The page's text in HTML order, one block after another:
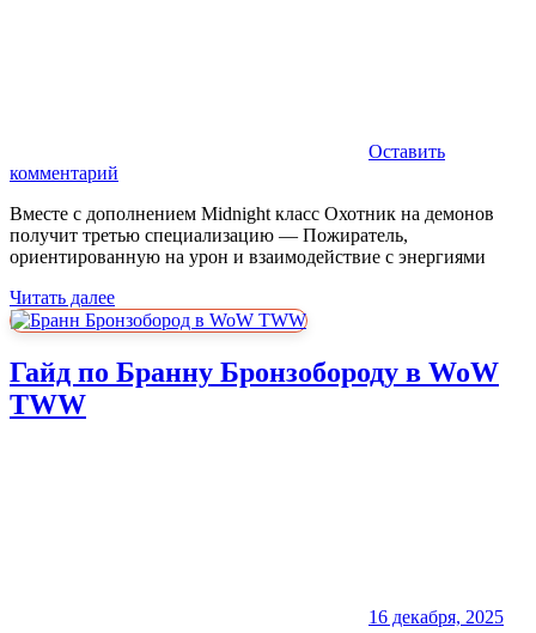
Оставить
комментарий
Вместе с дополнением Midnight класс Охотник на демонов
получит третью специализацию — Пожиратель,
ориентированную на урон и взаимодействие с энергиями
Читать далее
Гайд по Бранну Бронзобороду в WoW
TWW
16 декабря, 2025